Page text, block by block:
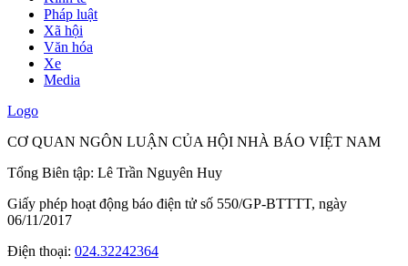
Pháp luật
Xã hội
Văn hóa
Xe
Media
Logo
CƠ QUAN NGÔN LUẬN CỦA HỘI NHÀ BÁO VIỆT NAM
Tổng Biên tập: Lê Trần Nguyên Huy
Giấy phép hoạt động báo điện tử số 550/GP-BTTTT, ngày
06/11/2017
Điện thoại: 024.32242364